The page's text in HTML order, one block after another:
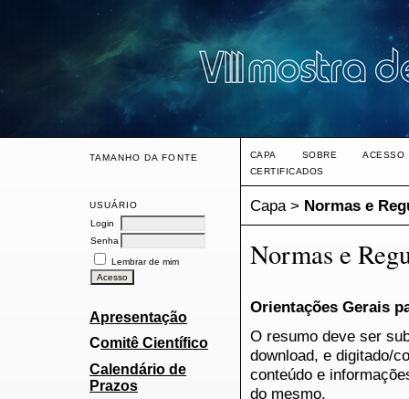
TAMANHO DA FONTE
USUÁRIO
Login
Senha
Lembrar de mim
Apresentação
Comitê Científico
Calendário de
Prazos
CAPA SOBRE
ACESSO
CERTIFICADOS
Capa> Normas e
Normas e
Orientações Gerais
O resumo deve ser
download, e digitado/
conteúdo e
do mesmo.